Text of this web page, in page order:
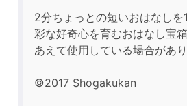
2分ちょっとの短いおはなし
彩な好奇心を育むおはなし宝
あえて使用している場合があり
©2017 Shogakukan